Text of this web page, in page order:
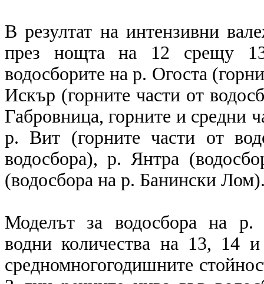
В резултат на интензивни
през нощта на 12 срещу
водосборите на р. Огоста
Искър (горните части от
Габровница, горните и средни
р. Вит (горните части от
водосбора), р. Янтра
(водосбора на р. Банински
Моделът за водосбора на р.
водни количества на 13, 14
средномногогодишните